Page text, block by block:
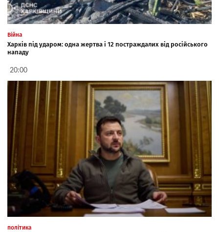
Війна
Харків під ударом: одна жертва і 12 постраждалих від російського
нападу
20:00
політика